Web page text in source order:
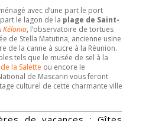
avec d’une part le port
le lagon de la plage de Saint-
Kélonia, l’observatoire de tortues
de Stella Matutina, ancienne usine
de la canne à sucre à la Réunion.
tels que le musée de sel à la
la Salette ou encore le
de Mascarin vous feront
culturel de cette charmante ville